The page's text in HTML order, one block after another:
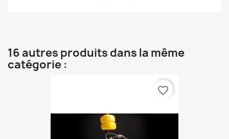
16 autres produits dans la même
catégorie :
favorite_border